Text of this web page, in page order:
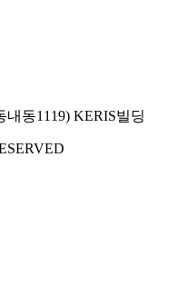
내동1119) KERIS빌딩